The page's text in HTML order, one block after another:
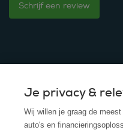
Schrijf een review
© 2025 - ROS Krediet
Algemene
Je privacy &
Wij willen je graag de
auto's en